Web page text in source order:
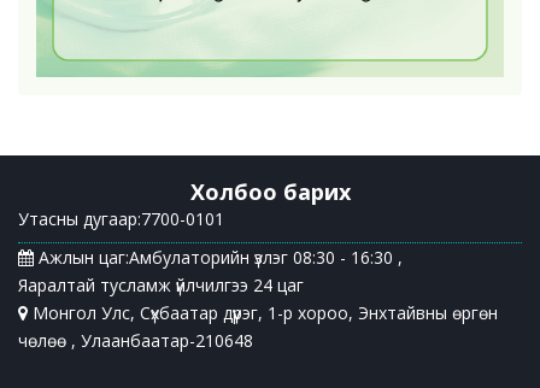
Холбоо барих
Утасны дугаар:7700-0101
Ажлын цаг:Амбулаторийн үзлэг 08:30 - 16:30 ,
Яаралтай тусламж үйлчилгээ 24 цаг
Монгол Улс, Сүхбаатар дүүрэг, 1-р хороо, Энхтайвны өргөн
чөлөө , Улаанбаатар-210648